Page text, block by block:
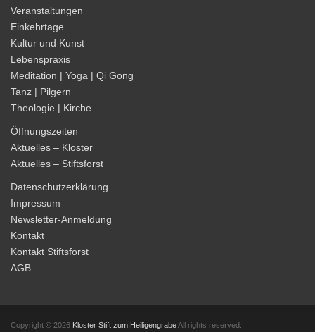
Veranstaltungen
Einkehrtage
Kultur und Kunst
Lebenspraxis
Meditation | Yoga | Qi Gong
Tanz | Pilgern
Theologie | Kirche
Öffnungszeiten
Aktuelles – Kloster
Aktuelles – Stiftsforst
Datenschutzerklärung
Impressum
Newsletter-Anmeldung
Kontakt
Kontakt Stiftsforst
AGB
Copyright © 2026 Kloster Stift zum HeiligengrabeAll rights reserved.